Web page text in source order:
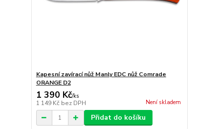
Kapesní zavírací nůž Manly EDC nůž Comrade
ORANGE D2
1 390 Kč/ks
1 149 Kč bez DPH Není skladem
Přidat do košíku